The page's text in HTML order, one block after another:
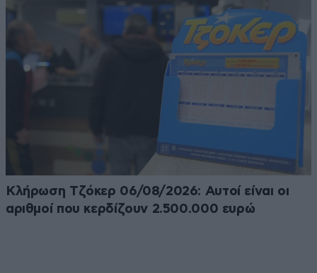
Κλήρωση Τζόκερ 06/08/2026: Αυτοί είναι οι
αριθμοί που κερδίζουν 2.500.000 ευρώ